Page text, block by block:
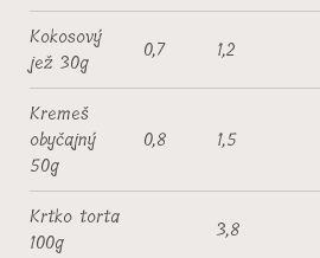
Kokosový
jež 30g
0,7 1,2
Kremeš
obyčajný
50g
0,8 1,5
Krtko torta
100g
3,8